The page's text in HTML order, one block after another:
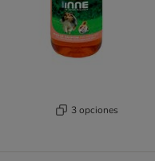
3 opciones